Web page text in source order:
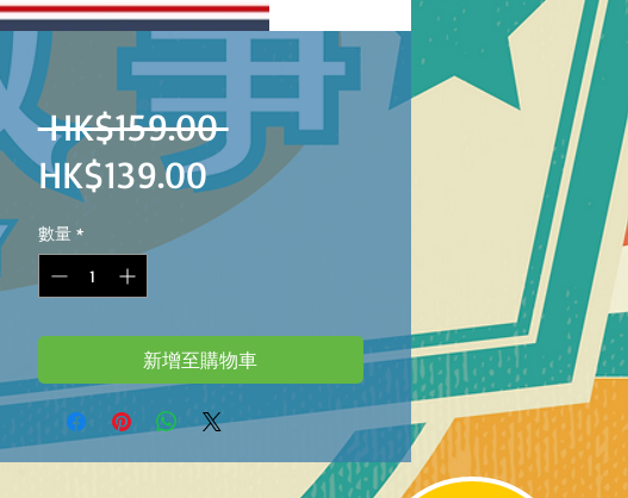
HK$159.00 一
般
HK$139.00促
銷
格
數量 *
新增至購物車